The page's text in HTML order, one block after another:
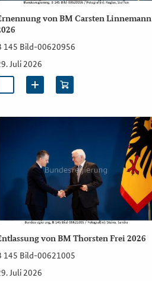
von BM Carsten Linnemann
145 Bild-00620956
Juli 2026
von BM Thorsten Frei 2026
145 Bild-00621005
Juli 2026